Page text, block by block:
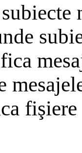
fişiere